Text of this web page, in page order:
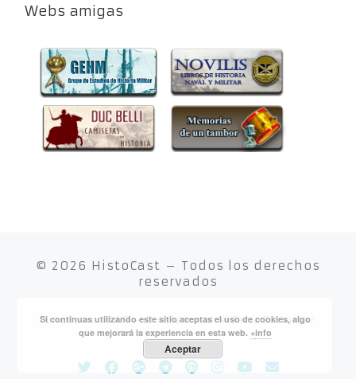
Webs amigas
© 2026 HistoCast – Todos los derechos
reservados
Funciona conWP– Diseñado con elTema Customizr
Si continuas utilizando este sitio aceptas el uso de cookies, algo
que mejorará la experiencia en esta web. +info
Aceptar